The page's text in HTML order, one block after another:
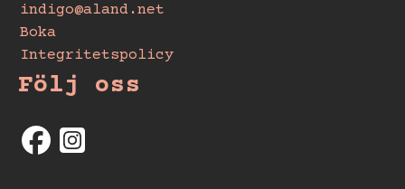
indigo@aland.net
Boka
Integritetspolicy
Följ oss